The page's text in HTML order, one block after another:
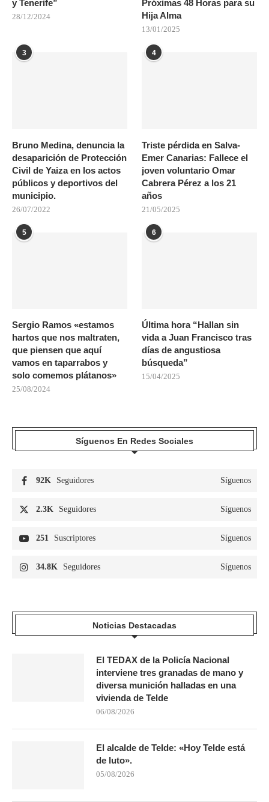
y Tenerife”
28/12/2024
Próximas 48 Horas para su
Hija Alma
13/01/2025
3
Bruno Medina, denuncia la
desaparición de Protección
Civil de Yaiza en los actos
públicos y deportivos del
municipio.
26/07/2022
4
Triste pérdida en Salva-
Emer Canarias: Fallece el
joven voluntario Omar
Cabrera Pérez a los 21
años
21/05/2025
5
Sergio Ramos «estamos
hartos que nos maltraten,
que piensen que aquí
vamos en taparrabos y
solo comemos plátanos»
25/08/2024
6
Última hora “Hallan sin
vida a Juan Francisco tras
días de angustiosa
búsqueda”
15/04/2025
Síguenos En Redes Sociales
92K Seguidores Síguenos
2.3K Seguidores Síguenos
251 Suscriptores Síguenos
34.8K Seguidores Síguenos
Noticias Destacadas
El TEDAX de la Policía Nacional
interviene tres granadas de mano y
diversa munición halladas en una
vivienda de Telde
06/08/2026
El alcalde de Telde: «Hoy Telde está
de luto».
05/08/2026